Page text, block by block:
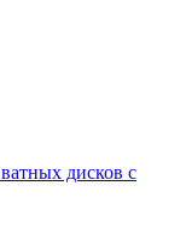
дисков с